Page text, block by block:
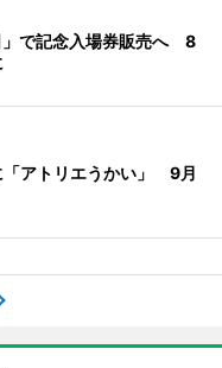
で記念入場券販売へ 8
「アトリエうかい」 9月